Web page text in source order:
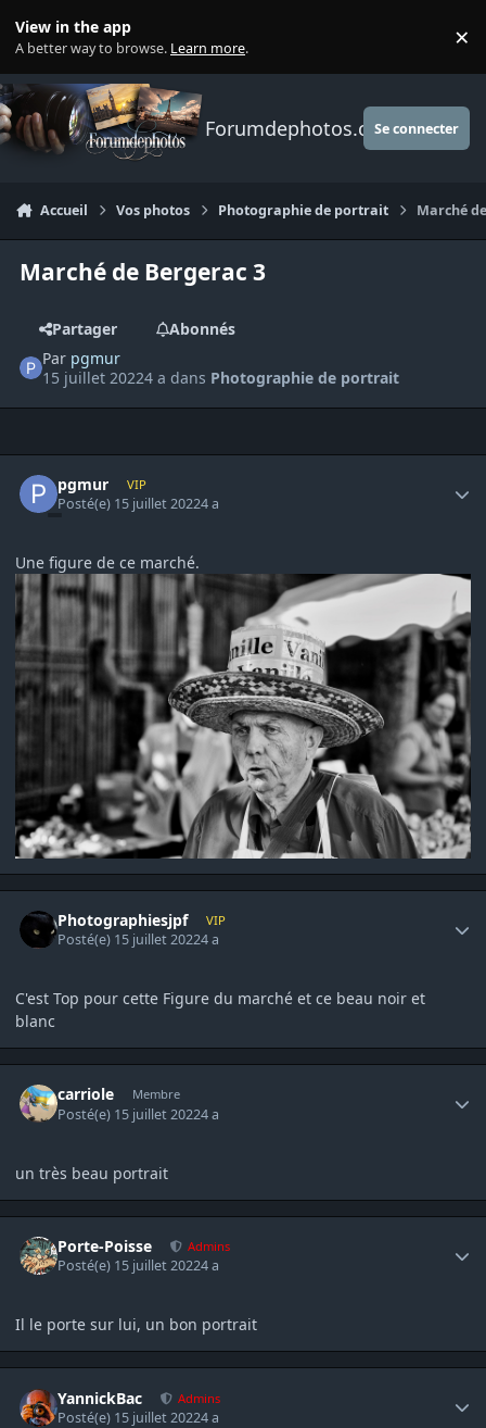
View in the app
A better way to browse. Learn more. ×
Forumdephotos.comSe connecter
Accueil Vos photos Photographie de portrait Marché
Marché de Bergerac 3
Partager
Abonnés
Par pgmur
15 juillet 20224 a dans Photographie de portrait
pgmur VIP
Posté(e) 15 juillet 20224 a
Une figure de ce marché.
Photographiesjpf VIP
Posté(e) 15 juillet 20224 a
C'est Top pour cette Figure du marché et ce beau noir et
blanc
carriole Membre
Posté(e) 15 juillet 20224 a
un très beau portrait
Porte-Poisse Admins
Posté(e) 15 juillet 20224 a
Il le porte sur lui, un bon portrait
YannickBac Admins
Posté(e) 15 juillet 20224 a